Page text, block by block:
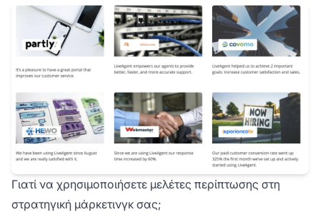
Γιατί να χρησιμοποιήσετε μελέτες περίπτωσης στη
στρατηγική μάρκετινγκ σας;